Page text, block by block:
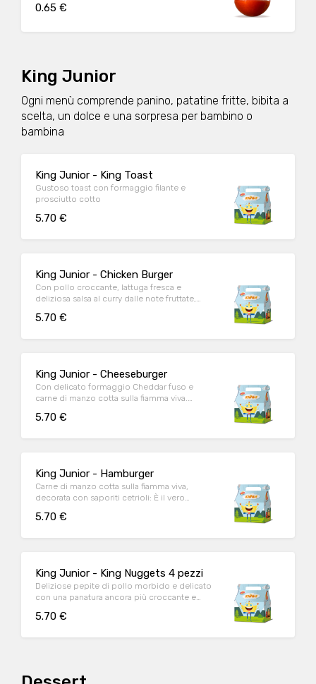
0.65 €
King Junior
Ogni menù comprende panino, patatine fritte, bibita a
scelta, un dolce e una sorpresa per bambino o
bambina
King Junior - King Toast
Gustoso toast con formaggio filante e
prosciutto cotto
5.70 €
King Junior - Chicken Burger
Con pollo croccante, lattuga fresca e
deliziosa salsa al curry dalle note fruttate,
placare la voglia di pollo fuoripasto.
5.70 €
King Junior - Cheeseburger
Con delicato formaggio Cheddar fuso e
carne di manzo cotta sulla fiamma viva.
5.70 €
King Junior - Hamburger
Carne di manzo cotta sulla fiamma viva,
decorata con saporiti cetrioli: È il vero
5.70 €
King Junior - King Nuggets 4 pezzi
Deliziose pepite di pollo morbido e delicato
con una panatura ancora più croccante e
5.70 €